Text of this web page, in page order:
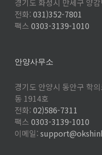
경기도 화성시 만세구 양
전화: 031)352-7801
팩스 0303-3139-1010
안양사무소
경기도 안양시 동안구 학
동 1914호
전화: 02)586-7311
팩스 0303-3139-1010
이메일: